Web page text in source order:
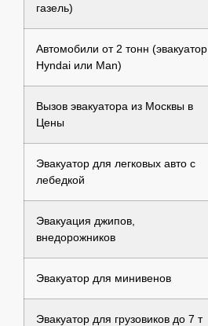
газель)
Автомобили от 2 тонн (эвакуатор
Hyndai или Man)
Вызов эвакуатора из Москвы в
Цены
Эвакуатор для легковых авто с
лебедкой
Эвакуация джипов,
внедорожников
Эвакуатор для минивенов
Эвакуатор для грузовиков до 7 т